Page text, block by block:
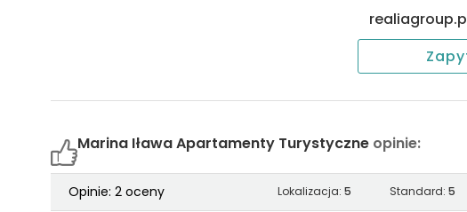
2
2
Marina Iława Apartamenty Turystyczne opinie:
Opinie: 2 oceny Lokalizacja: 5 Standard: 5